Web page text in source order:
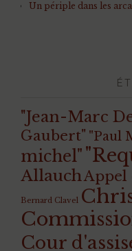
Un périple dans les
"Jean-Marc
Gaubert" "Paul
michel"
AllauchAppel
Bernard Clavel
Cour